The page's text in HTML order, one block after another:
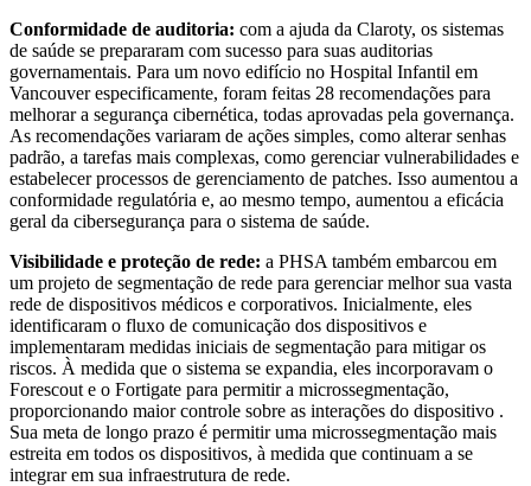
Conformidade de auditoria: com a ajuda da Claroty, os sistemas
de saúde se prepararam com sucesso para suas auditorias
governamentais. Para um novo edifício no Hospital Infantil em
Vancouver especificamente, foram feitas 28 recomendações para
melhorar a segurança cibernética, todas aprovadas pela governança.
As recomendações variaram de ações simples, como alterar senhas
padrão, a tarefas mais complexas, como gerenciar vulnerabilidades e
estabelecer processos de gerenciamento de patches. Isso aumentou a
conformidade regulatória e, ao mesmo tempo, aumentou a eficácia
geral da cibersegurança para o sistema de saúde.
Visibilidade e proteção de rede: a PHSA também embarcou em
um projeto de segmentação de rede para gerenciar melhor sua vasta
rede de dispositivos médicos e corporativos. Inicialmente, eles
identificaram o fluxo de comunicação dos dispositivos e
implementaram medidas iniciais de segmentação para mitigar os
riscos. À medida que o sistema se expandia, eles incorporavam o
Forescout e o Fortigate para permitir a microssegmentação,
proporcionando maior controle sobre as interações do dispositivo .
Sua meta de longo prazo é permitir uma microssegmentação mais
estreita em todos os dispositivos, à medida que continuam a se
integrar em sua infraestrutura de rede.